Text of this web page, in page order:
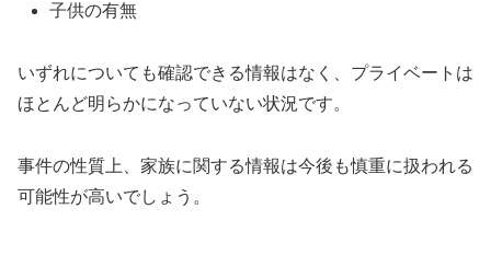
子供の有無
いずれについても確認できる情報はなく、プライベートは
ほとんど明らかになっていない状況です。
事件の性質上、家族に関する情報は今後も慎重に扱われる
可能性が高いでしょう。